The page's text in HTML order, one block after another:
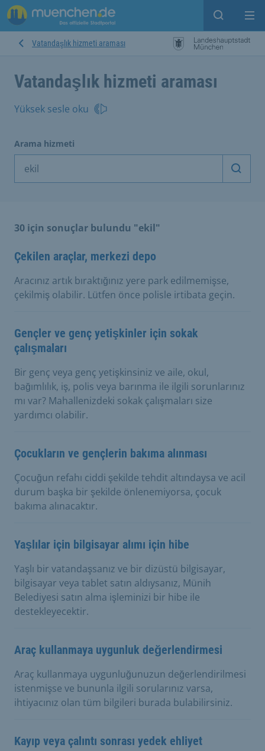
Open
Vatandaşlık hizmeti araması
Vatandaşlık hizmeti araması
Yüksek sesle oku
Arama hizmeti
30 için sonuçlar bulundu "ekil"
Çekilen araçlar, merkezi depo
Aracınız artık bıraktığınız yere park edilmemişse,
çekilmiş olabilir. Lütfen önce polisle irtibata geçin.
Gençler ve genç yetişkinler için sokak
çalışmaları
Bir genç veya genç yetişkinsiniz ve aile, okul,
bağımlılık, iş, polis veya barınma ile ilgili sorunlarınız
mı var? Mahallenizdeki sokak çalışmaları size
yardımcı olabilir.
Çocukların ve gençlerin bakıma alınması
Çocuğun refahı ciddi şekilde tehdit altındaysa ve acil
durum başka bir şekilde önlenemiyorsa, çocuk
bakıma alınacaktır.
Yaşlılar için bilgisayar alımı için hibe
Yaşlı bir vatandaşsanız ve bir dizüstü bilgisayar,
bilgisayar veya tablet satın aldıysanız, Münih
Belediyesi satın alma işleminizi bir hibe ile
destekleyecektir.
Araç kullanmaya uygunluk değerlendirmesi
Araç kullanmaya uygunluğunuzun değerlendirilmesi
istenmişse ve bununla ilgili sorularınız varsa,
ihtiyacınız olan tüm bilgileri burada bulabilirsiniz.
Kayıp veya çalıntı sonrası yedek ehliyet